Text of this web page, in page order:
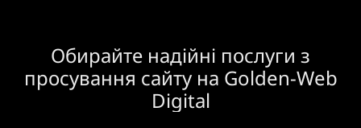
Обирайте надійні послуги з
просування сайту на Golden-Web
Digital